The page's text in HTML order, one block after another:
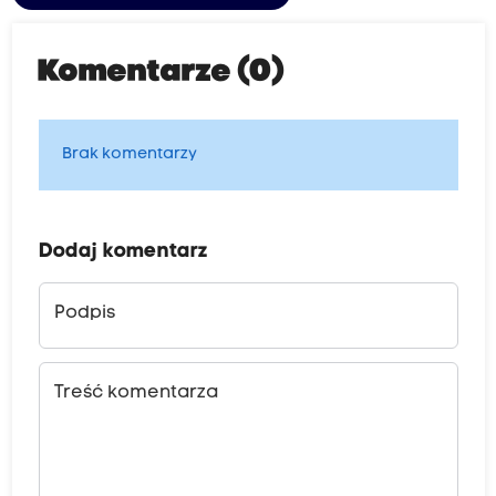
Komentarze (0)
Brak komentarzy
Dodaj komentarz
Podpis
Treść komentarza